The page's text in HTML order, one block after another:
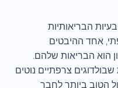
אחד ההיבטים
הוא הבריאות שלהם.
צרפתיים נוטים
הטוב ביותר לחבר